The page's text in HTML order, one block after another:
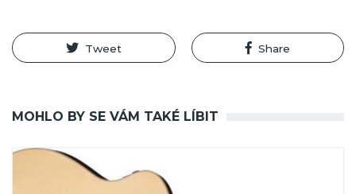
Tweet Share
MOHLO BY SE VÁM TAKÉ LÍBIT